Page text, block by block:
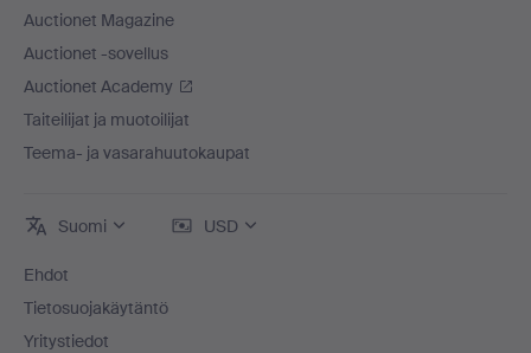
Auctionet Magazine
Auctionet -sovellus
Auctionet Academy
Taiteilijat ja muotoilijat
Teema- ja vasarahuutokaupat
Suomi USD
Ehdot
Tietosuojakäytäntö
Yritystiedot